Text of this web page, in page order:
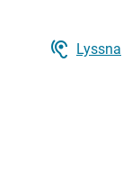
hearing Lyssna